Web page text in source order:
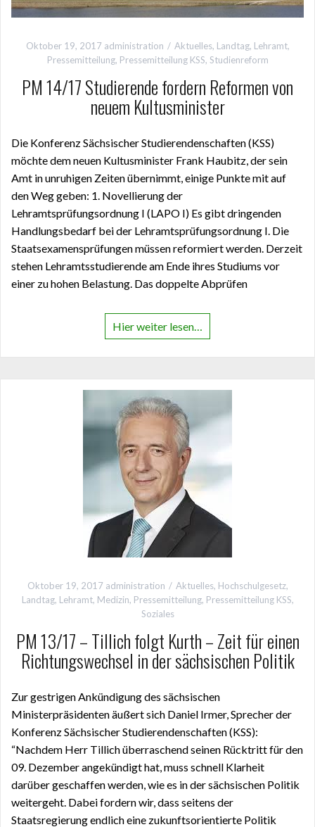
Oktober 19, 2017 administration Aktuelles, Landtag, Lehramt,
Pressemitteilung, Pressemitteilung KSS, Studienreform
PM 14/17 Studierende fordern Reformen von
neuem Kultusminister
Die Konferenz Sächsischer Studierendenschaften (KSS)
möchte dem neuen Kultusminister Frank Haubitz, der sein
Amt in unruhigen Zeiten übernimmt, einige Punkte mit auf
den Weg geben: 1. Novellierung der
Lehramtsprüfungsordnung I (LAPO I) Es gibt dringenden
Handlungsbedarf bei der Lehramtsprüfungsordnung I. Die
Staatsexamensprüfungen müssen reformiert werden. Derzeit
stehen Lehramtsstudierende am Ende ihres Studiums vor
einer zu hohen Belastung. Das doppelte Abprüfen
Hier weiter lesen…
Oktober 19, 2017 administration Aktuelles, Hochschulgesetz,
Landtag, Lehramt, Medizin, Pressemitteilung, Pressemitteilung KSS,
Soziales
PM 13/17 – Tillich folgt Kurth – Zeit für einen
Richtungswechsel in der sächsischen Politik
Zur gestrigen Ankündigung des sächsischen
Ministerpräsidenten äußert sich Daniel Irmer, Sprecher der
Konferenz Sächsischer Studierendenschaften (KSS):
“Nachdem Herr Tillich überraschend seinen Rücktritt für den
09. Dezember angekündigt hat, muss schnell Klarheit
darüber geschaffen werden, wie es in der sächsischen Politik
weitergeht. Dabei fordern wir, dass seitens der
Staatsregierung endlich eine zukunftsorientierte Politik